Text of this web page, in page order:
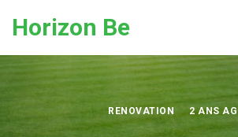
Horizon Be
RENOVATION 2 ANS